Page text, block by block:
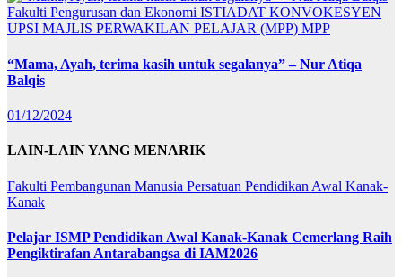
Fakulti Pengurusan dan Ekonomi ISTIADAT KONVOKESYEN
UPSI MAJLIS PERWAKILAN PELAJAR (MPP) MPP
“Mama, Ayah, terima kasih untuk segalanya” – Nur Atiqa
Balqis
01/12/2024
LAIN-LAIN YANG MENARIK
Fakulti Pembangunan Manusia Persatuan Pendidikan Awal Kanak-
Kanak
Pelajar ISMP Pendidikan Awal Kanak-Kanak Cemerlang Raih
Pengiktirafan Antarabangsa di IAM2026